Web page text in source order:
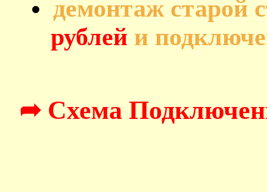
демонтаж старой
рублей и
➦ Схема